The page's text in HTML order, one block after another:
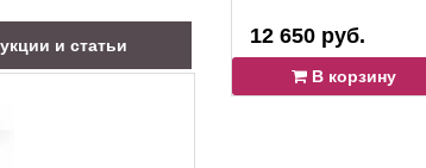
и статьи 12 650 руб.
В корзину